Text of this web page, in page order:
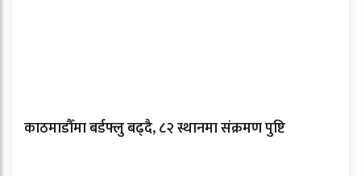
काठमाडौँमा बर्डफ्लु बढ्दै, ८२ स्थानमा संक्रमण पुष्टि